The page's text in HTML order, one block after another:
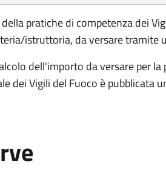
pratiche di competenza dei
istruttoria, da versare tramite
dell'importo da versare per
dei Vigili del Fuoco è pubblicata